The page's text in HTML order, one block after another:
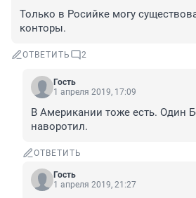
Только в Росийке могу
конторы.
ОТВЕТИТЬ 2
Гость
1 апреля 2019, 17:09
В Американии тоже есть. Один
наворотил.
ОТВЕТИТЬ
Гость
1 апреля 2019, 21:27